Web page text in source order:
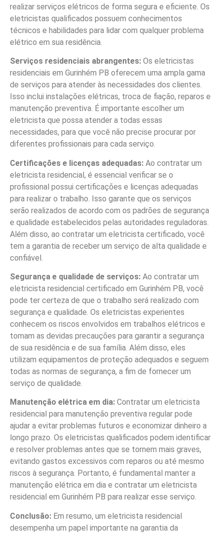
realizar serviços elétricos de forma segura e eficiente. Os
eletricistas qualificados possuem conhecimentos
técnicos e habilidades para lidar com qualquer problema
elétrico em sua residência.
Serviços residenciais abrangentes: Os eletricistas
residenciais em Gurinhém PB oferecem uma ampla gama
de serviços para atender às necessidades dos clientes.
Isso inclui instalações elétricas, troca de fiação, reparos e
manutenção preventiva. É importante escolher um
eletricista que possa atender a todas essas
necessidades, para que você não precise procurar por
diferentes profissionais para cada serviço.
Certificações e licenças adequadas: Ao contratar um
eletricista residencial, é essencial verificar se o
profissional possui certificações e licenças adequadas
para realizar o trabalho. Isso garante que os serviços
serão realizados de acordo com os padrões de segurança
e qualidade estabelecidos pelas autoridades reguladoras.
Além disso, ao contratar um eletricista certificado, você
tem a garantia de receber um serviço de alta qualidade e
confiável.
Segurança e qualidade de serviços: Ao contratar um
eletricista residencial certificado em Gurinhém PB, você
pode ter certeza de que o trabalho será realizado com
segurança e qualidade. Os eletricistas experientes
conhecem os riscos envolvidos em trabalhos elétricos e
tomam as devidas precauções para garantir a segurança
de sua residência e de sua família. Além disso, eles
utilizam equipamentos de proteção adequados e seguem
todas as normas de segurança, a fim de fornecer um
serviço de qualidade.
Manutenção elétrica em dia: Contratar um eletricista
residencial para manutenção preventiva regular pode
ajudar a evitar problemas futuros e economizar dinheiro a
longo prazo. Os eletricistas qualificados podem identificar
e resolver problemas antes que se tornem mais graves,
evitando gastos excessivos com reparos ou até mesmo
riscos à segurança. Portanto, é fundamental manter a
manutenção elétrica em dia e contratar um eletricista
residencial em Gurinhém PB para realizar esse serviço.
Conclusão: Em resumo, um eletricista residencial
desempenha um papel importante na garantia da